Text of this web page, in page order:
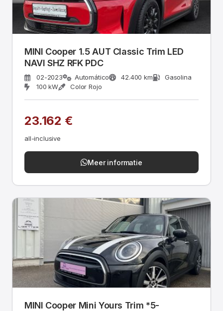
MINI Cooper 1.5 AUT Classic Trim LED
NAVI SHZ RFK PDC
02-2023 Automático 42.400 km
Gasolina
100 kW
Color Rojo
23.162 €
all-inclusive
Meer informatie
MINI Cooper Mini Yours Trim *5-